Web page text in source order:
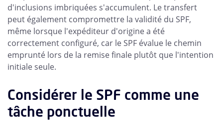
d'inclusions imbriquées s'accumulent. Le transfert
peut également compromettre la validité du SPF,
même lorsque l'expéditeur d'origine a été
correctement configuré, car le SPF évalue le chemin
emprunté lors de la remise finale plutôt que l'intention
initiale seule.
Considérer le SPF comme une
tâche ponctuelle